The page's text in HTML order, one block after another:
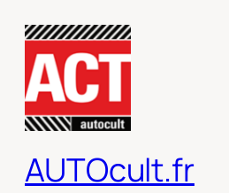
contenu
AUTOcult.fr